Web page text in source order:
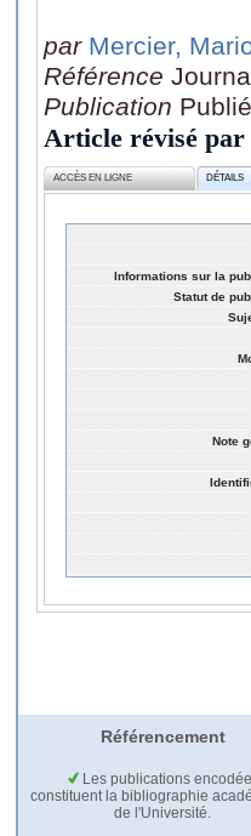
par Mercier,
Référence
Publication
Article révisé par
ACCÈS EN LIGNE DÉTAILS
Informations sur la
Statut de
Note
Référencement
Les publications
constituent la bibliographie
de l'Université.